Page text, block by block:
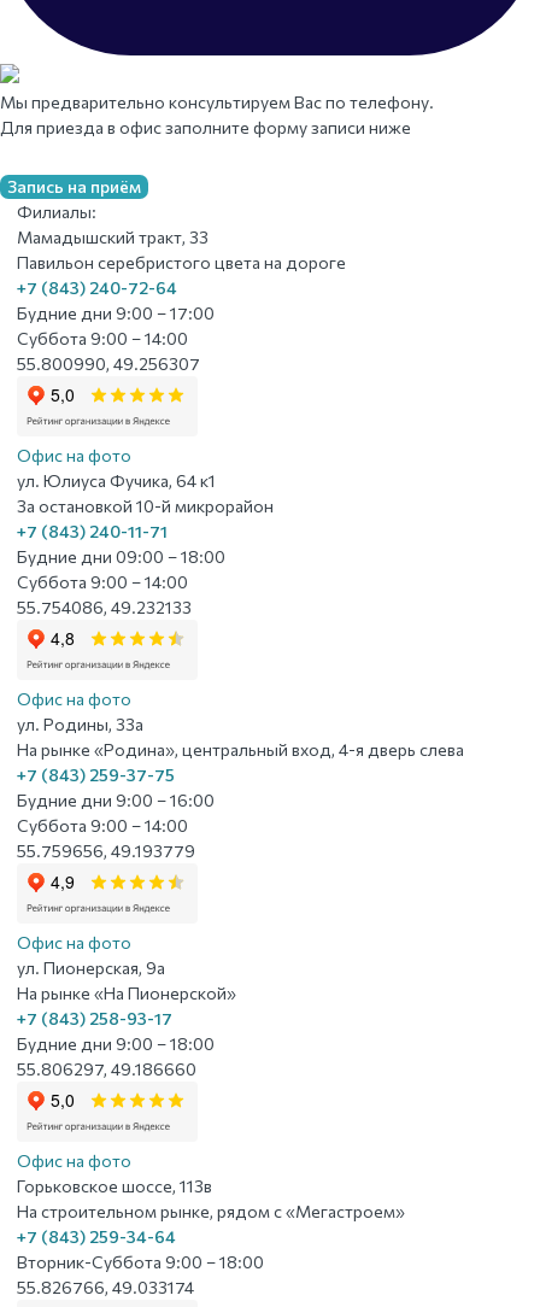
Мы предварительно консультируем Вас по телефону.
Для приезда в офис заполните форму записи ниже
Запись на приём
Филиалы:
Мамадышский тракт, 33
Павильон серебристого цвета на дороге
+7 (843) 240-72-64
Будние дни 9:00 – 17:00
Суббота 9:00 – 14:00
55.800990, 49.256307
Офис на фото
ул. Юлиуса Фучика, 64 к1
За остановкой 10-й микрорайон
+7 (843) 240-11-71
Будние дни 09:00 – 18:00
Суббота 9:00 – 14:00
55.754086, 49.232133
Офис на фото
ул. Родины, 33а
На рынке «Родина», центральный вход, 4-я дверь слева
+7 (843) 259-37-75
Будние дни 9:00 – 16:00
Суббота 9:00 – 14:00
55.759656, 49.193779
Офис на фото
ул. Пионерская, 9а
На рынке «На Пионерской»
+7 (843) 258-93-17
Будние дни 9:00 – 18:00
55.806297, 49.186660
Офис на фото
Горьковское шоссе, 113в
На строительном рынке, рядом с «Мегастроем»
+7 (843) 259-34-64
Вторник-Суббота 9:00 – 18:00
55.826766, 49.033174